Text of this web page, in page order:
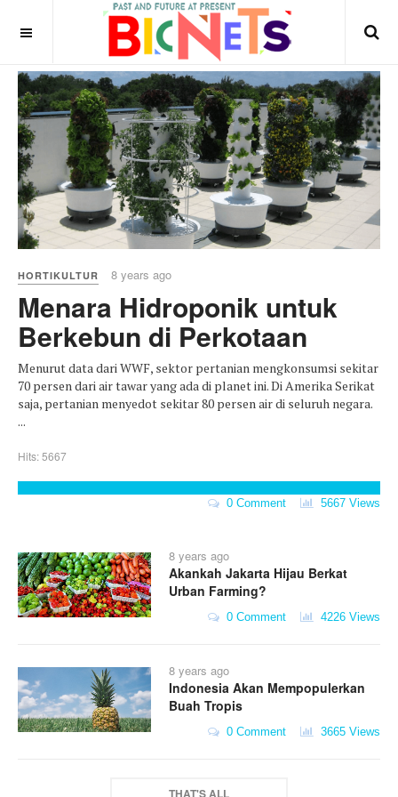
HORTIKULTUR 8 years ago
Menara Hidroponik untuk
Berkebun di Perkotaan
Menurut data dari WWF, sektor pertanian mengkonsumsi sekitar
70 persen dari air tawar yang ada di planet ini. Di Amerika Serikat
saja, pertanian menyedot sekitar 80 persen air di seluruh negara.
...
Hits: 5667
0 Comment 5667 Views
8 years ago
Akankah Jakarta Hijau Berkat
Urban Farming?
0 Comment 4226 Views
8 years ago
Indonesia Akan Mempopulerkan
Buah Tropis
0 Comment 3665 Views
THAT'S ALL